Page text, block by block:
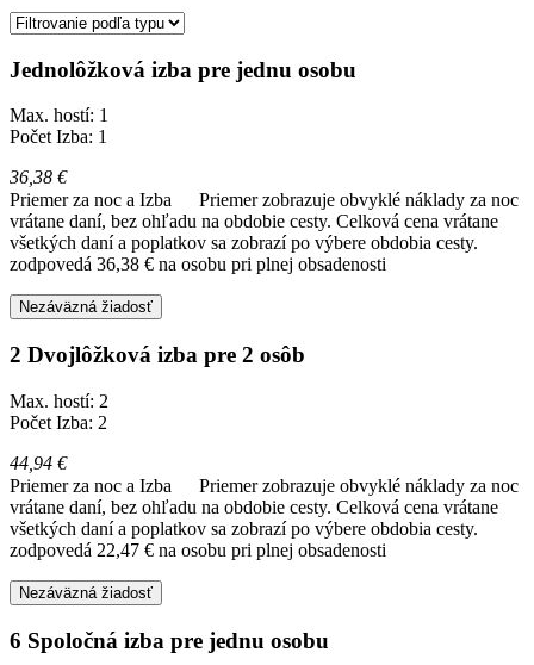
Jednolôžková izba pre jednu osobu
Max. hostí: 1
Počet Izba: 1
36,38 €
Priemer za noc a Izba
Priemer zobrazuje obvyklé náklady za noc
vrátane daní, bez ohľadu na obdobie cesty. Celková cena vrátane
všetkých daní a poplatkov sa zobrazí po výbere obdobia cesty.
zodpovedá 36,38 € na osobu pri plnej obsadenosti
Nezáväzná žiadosť
2 Dvojlôžková izba pre 2 osôb
Max. hostí: 2
Počet Izba: 2
44,94 €
Priemer za noc a Izba
Priemer zobrazuje obvyklé náklady za noc
vrátane daní, bez ohľadu na obdobie cesty. Celková cena vrátane
všetkých daní a poplatkov sa zobrazí po výbere obdobia cesty.
zodpovedá 22,47 € na osobu pri plnej obsadenosti
Nezáväzná žiadosť
6 Spoločná izba pre jednu osobu